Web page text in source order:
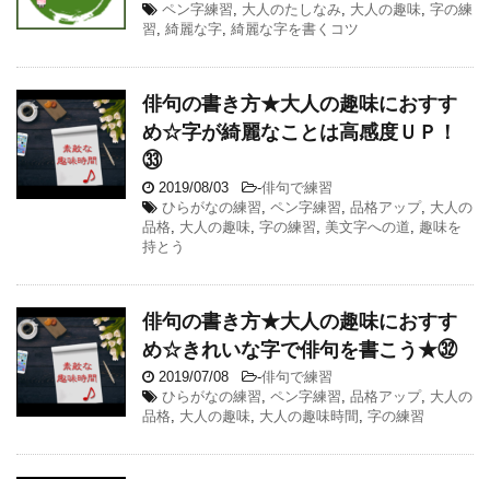
ペン字練習, 大人のたしなみ, 大人の趣味, 字の練
習, 綺麗な字, 綺麗な字を書くコツ
俳句の書き方★大人の趣味におすす
め☆字が綺麗なことは高感度ＵＰ！
㉝
2019/08/03 -俳句で練習
ひらがなの練習, ペン字練習, 品格アップ, 大人の
品格, 大人の趣味, 字の練習, 美文字への道, 趣味を
持とう
俳句の書き方★大人の趣味におすす
め☆きれいな字で俳句を書こう★㉜
2019/07/08 -俳句で練習
ひらがなの練習, ペン字練習, 品格アップ, 大人の
品格, 大人の趣味, 大人の趣味時間 , 字の練習